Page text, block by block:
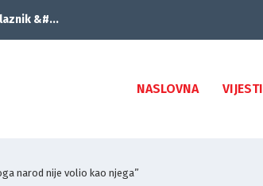
&#...
NASLOVNA VIJESTI
narod nije volio kao njega”